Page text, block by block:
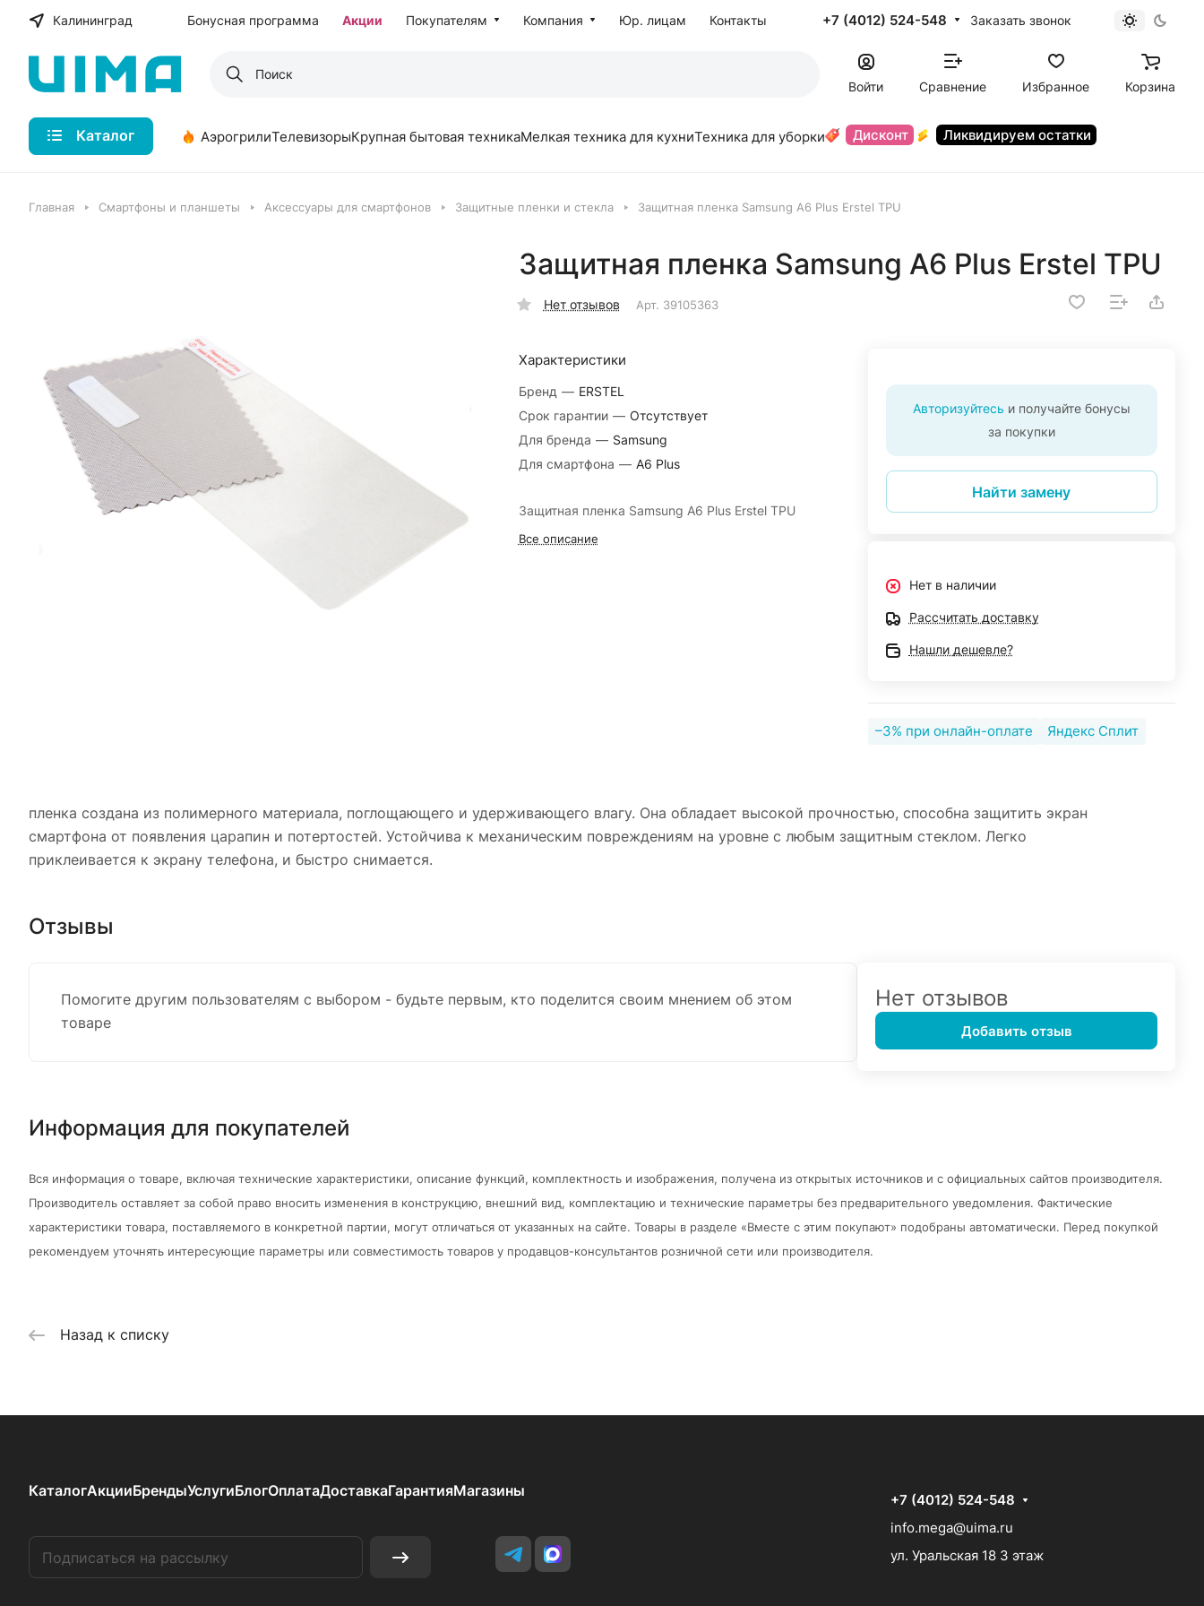
Калининград Бонусная программа Акции Покупателям Компания Юр. лицам Контакты +7 (4012) 524-548 Заказать звонок
Войти Сравнение Избранное Корзина
Каталог АэрогрилиТелевизорыКрупная бытовая техникаМелкая техника для кухниТехника для уборки Дисконт Ликвидируем остатки
Главная Смартфоны и планшеты Аксессуары для смартфонов Защитные пленки и стекла Защитная пленка Samsung A6 Plus Erstel TPU
Защитная пленка Samsung A6 Plus Erstel TPU
Нет отзывов Арт. 39105363
Характеристики
Бренд — ERSTEL
Срок гарантии — Отсутствует
Для бренда — Samsung
Для смартфона — A6 Plus
Защитная пленка Samsung A6 Plus Erstel TPU
Все описание
Авторизуйтесь и получайте бонусы
за покупки
Найти замену
Нет в наличии
Рассчитать доставку
Нашли дешевле?
–3% при онлайн-оплате Яндекс Сплит
пленка создана из полимерного материала, поглощающего и удерживающего влагу. Она обладает высокой прочностью, способна защитить экран
смартфона от появления царапин и потертостей. Устойчива к механическим повреждениям на уровне с любым защитным стеклом. Легко
приклеивается к экрану телефона, и быстро снимается.
Отзывы
Помогите другим пользователям с выбором - будьте первым, кто поделится своим мнением об этом
товаре
Нет отзывов
Добавить отзыв
Информация для покупателей
Вся информация о товаре, включая технические характеристики, описание функций, комплектность и изображения, получена из открытых источников и с официальных сайтов производителя.
Производитель оставляет за собой право вносить изменения в конструкцию, внешний вид, комплектацию и технические параметры без предварительного уведомления. Фактические
характеристики товара, поставляемого в конкретной партии, могут отличаться от указанных на сайте. Товары в разделе «Вместе с этим покупают» подобраны автоматически. Перед покупкой
рекомендуем уточнять интересующие параметры или совместимость товаров у продавцов-консультантов розничной сети или производителя.
Назад к списку
КаталогАкцииБрендыУслугиБлогОплатаДоставкаГарантияМагазины
+7 (4012) 524-548
info.mega@uima.ru
ул. Уральская 18 3 этаж